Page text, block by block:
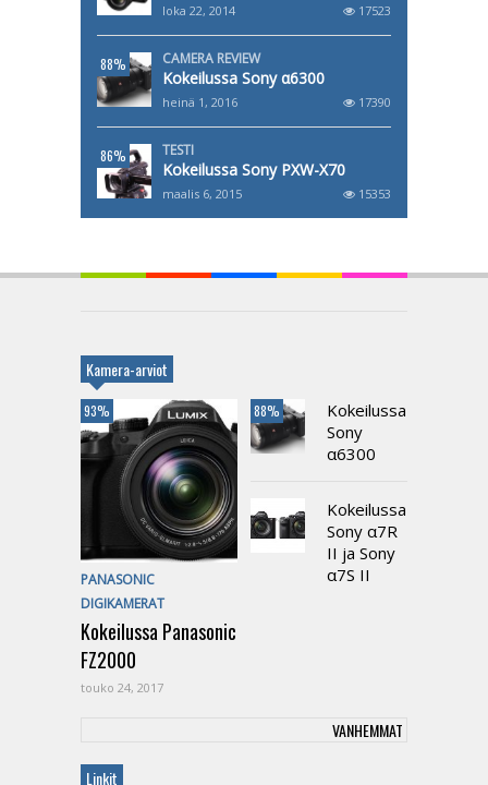
loka 22, 2014 17523
88% CAMERA REVIEW
Kokeilussa Sony α6300
heinä 1, 2016 17390
86% TESTI
Kokeilussa Sony PXW-X70
maalis 6, 2015 15353
Kamera-arviot
93%
PANASONIC
DIGIKAMERAT
Kokeilussa Panasonic
FZ2000
touko 24, 2017
88%
Kokeilussa
Sony
α6300
Kokeilussa
Sony α7R
II ja Sony
α7S II
VANHEMMAT
Linkit